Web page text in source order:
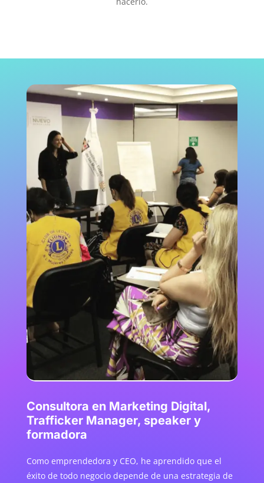
Consultora en Marketing Digital,
Trafficker Manager, speaker y
formadora
Como emprendedora y CEO, he aprendido que el
éxito de todo negocio depende de una estrategia de